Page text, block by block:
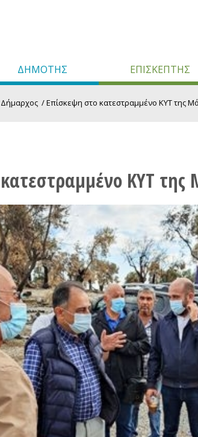
ΔΗΜΟΤΗΣ ΕΠΙΣΚΕΠΤΗΣ
Δήμαρχος /Επίσκεψη στο κατεστραμμένο ΚΥΤ της
ΚΥΤ της